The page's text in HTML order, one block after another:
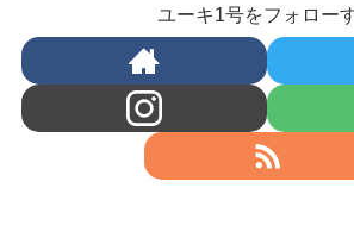
ユーキ1号をフォロー